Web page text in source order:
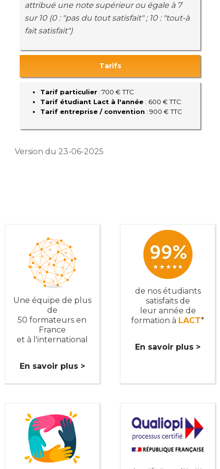
attribué une note supérieur ou égale à 7
sur 10 (0 : "pas du tout satisfait" ; 10 : "tout-à
fait satisfait")
Tarifs
Tarif particulier : 700 € TTC
Tarif étudiant Lact à l'année : 600 € TTC
Tarif entreprise / convention : 900 € TTC
Version du 23-06-2025
Une équipe de plus
de
50 formateurs en
France
et à l'international
En savoir plus >
de nos étudiants
satisfaits de
leur année de
formation à LACT*
En savoir plus >